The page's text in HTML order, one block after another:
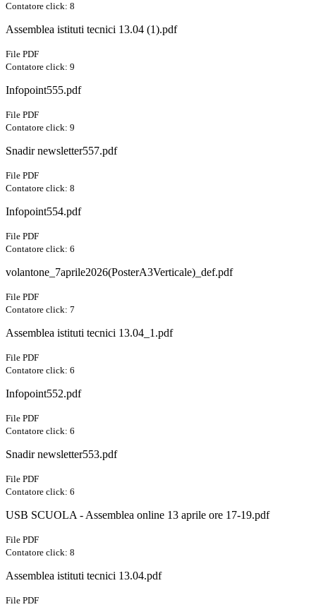
Contatore click: 8
Assemblea istituti tecnici 13.04 (1).pdf
File PDF
Contatore click: 9
Infopoint555.pdf
File PDF
Contatore click: 9
Snadir newsletter557.pdf
File PDF
Contatore click: 8
Infopoint554.pdf
File PDF
Contatore click: 6
volantone_7aprile2026(PosterA3Verticale)_def.pdf
File PDF
Contatore click: 7
Assemblea istituti tecnici 13.04_1.pdf
File PDF
Contatore click: 6
Infopoint552.pdf
File PDF
Contatore click: 6
Snadir newsletter553.pdf
File PDF
Contatore click: 6
USB SCUOLA - Assemblea online 13 aprile ore 17-19.pdf
File PDF
Contatore click: 8
Assemblea istituti tecnici 13.04.pdf
File PDF